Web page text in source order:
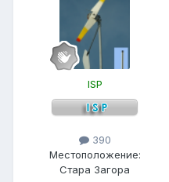
ISP
390
Местоположение:
Стара Загора